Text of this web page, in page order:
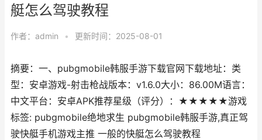
艇怎么驾驶教程
作者： admin • 更新时间：2025-08-01
摘要：一、pubgmobile韩服手游下载官网下载地址：类
型：安卓游戏-射击枪战版本：v1.6.0大小：86.00M语言：
中文平台：安卓APK推荐星级（评分）：★★★★★游戏
标签: pubgmobile绝地求生 pubgmobile韩服手游,真正驾
驶快艇手机游戏主推 一般的快艇怎么驾驶教程